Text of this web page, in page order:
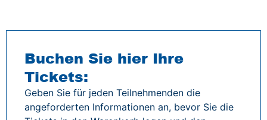
Buchen Sie hier Ihre
Tickets:
Geben Sie für jeden Teilnehmenden die
angeforderten Informationen an, bevor Sie die